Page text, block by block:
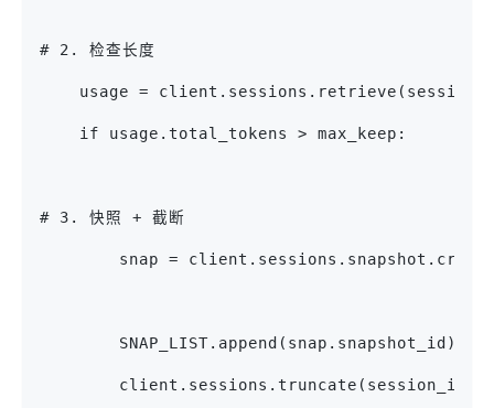
# 2. 检查长度
usage =
    if usage.total_tokens > max_keep:
# 3. 快照 + 截断
snap =
        SNAP_LIST.append(snap.snapshot_id)